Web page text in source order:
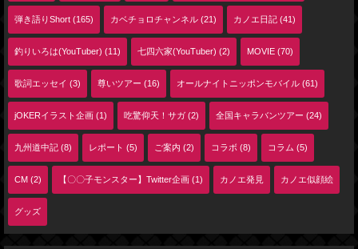
弾き語りShort (165) カベチョロチャンネル (21) カノエ日記 (41)
釣りいろは(YouTuber) (11) 七四六家(YouTuber) (2) MOVIE (70)
歌詞エッセイ (3) 尊いツアー (16) オールナイトニッポンモバイル (61)
jOKERイラスト企画 (1) 吃驚仰天！サガ (2) 全国キャラバンツアー (24)
九州道中記 (8) レポート (5) ご案内 (2) コラボ (8) コラム (5)
CM (2) 【〇〇子モンスター】Twitter企画 (1) カノエ発見 カノエ似顔絵
グッズ